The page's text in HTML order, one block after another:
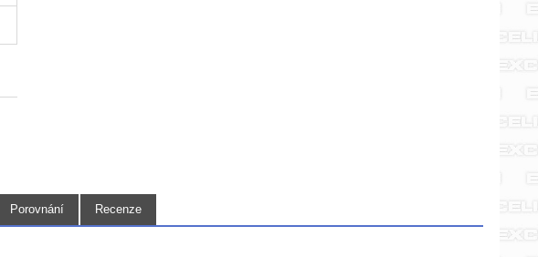
Porovnání Recenze